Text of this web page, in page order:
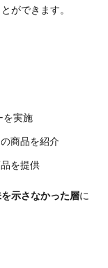
ができます。
を実施
商品を紹介
を提供
示さなかった層に